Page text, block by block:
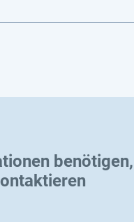
benötigen,